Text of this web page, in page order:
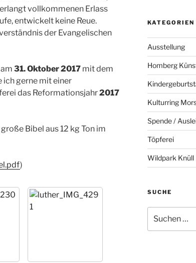
vollkommenen Erlass
entwickelt keine Reue.
der Evangelischen
31. Oktober 2017 mit dem
gerne mit einer
das Reformationsjahr2017
Bibel aus 12 kg Ton im
)
KATEGORIEN
Ausstellung
Homberg
Kulturring
Spende /
Töpferei
Wildpark Knüll
SUCHE
nach: